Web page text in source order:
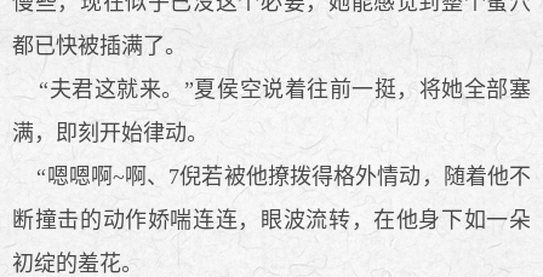
都已快被插满了。
“夫君这就来。”夏侯空说着往前一挺，将她全部塞
满，即刻开始律动。
“嗯嗯啊~啊、7倪若被他撩拨得格外情动，随着他不
断撞击的动作娇喘连连，眼波流转，在他身下如一朵
初绽的羞花。